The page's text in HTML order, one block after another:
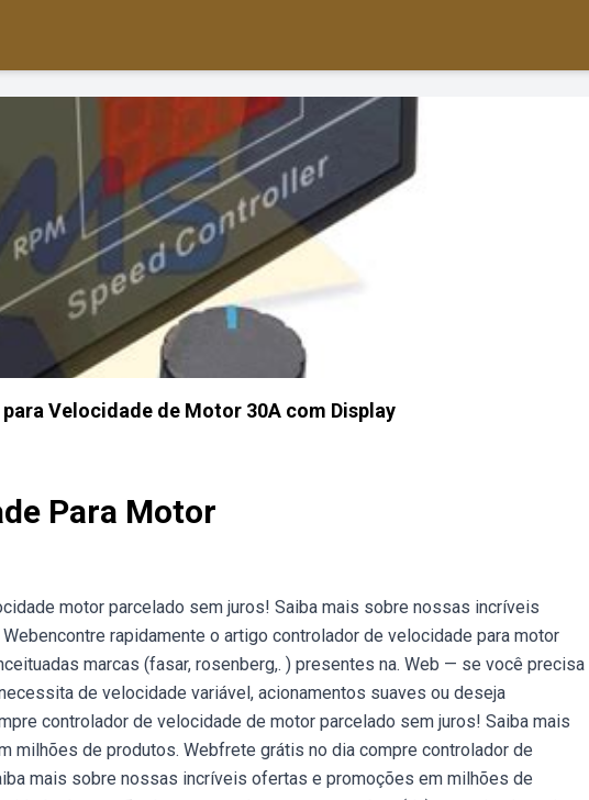
Velocidade de Motor 30A com Display
Para Motor
motor parcelado sem juros! Saiba mais sobre nossas incríveis
rapidamente o artigo controlador de velocidade para motor
marcas (fasar, rosenberg,. ) presentes na. Web — se você precisa
de velocidade variável, acionamentos suaves ou deseja
controlador de velocidade de motor parcelado sem juros! Saiba mais
milhões de produtos. Webfrete grátis no dia compre controlador de
mais sobre nossas incríveis ofertas e promoções em milhões de